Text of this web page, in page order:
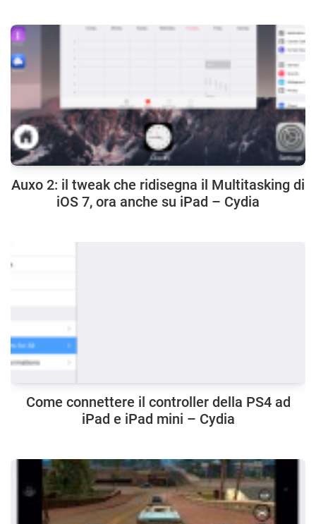
Auxo 2: il tweak che ridisegna il Multitasking di
iOS 7, ora anche su iPad – Cydia
Come connettere il controller della PS4 ad
iPad e iPad mini – Cydia